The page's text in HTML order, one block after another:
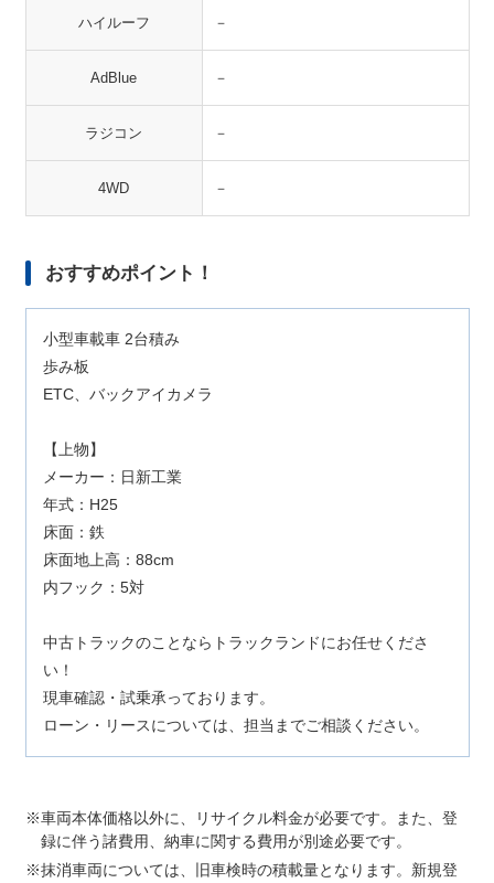
ハイルーフ －
AdBlue －
ラジコン －
4WD －
おすすめポイント！
小型車載車 2台積み
歩み板
ETC、バックアイカメラ
【上物】
メーカー：日新工業
年式：H25
床面：鉄
床面地上高：88cm
内フック：5対
中古トラックのことならトラックランドにお任せくださ
い！
現車確認・試乗承っております。
ローン・リースについては、担当までご相談ください。
車両本体価格以外に、リサイクル料金が必要です。また、登
録に伴う諸費用、納車に関する費用が別途必要です。
抹消車両については、旧車検時の積載量となります。新規登